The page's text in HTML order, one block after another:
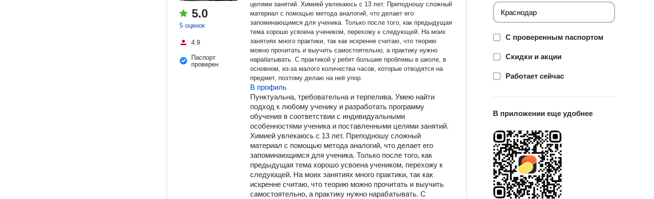
5.0
5 оценок
4.9
Паспорт
проверен
целями занятий. Химией увлекаюсь с 13 лет. Преподношу сложный
материал с помощью метода аналогий, что делает его
запоминающимся для ученика. Только после того, как предыдущая
тема хорошо усвоена учеником, перехожу к следующей. На моих
занятиях много практики, так как искренне считаю, что теорию
можно прочитать и выучить самостоятельно, а практику нужно
нарабатывать. С практикой у ребят большие проблемы в школе, в
основном, из-за малого количества часов, которые отводятся на
предмет, поэтому делаю на неё упор.
В профиль
Пунктуальна, требовательна и терпелива. Умею найти
подход к любому ученику и разработать программу
обучения в соответствии с индивидуальными
особенностями ученика и поставленными целями занятий.
Химией увлекаюсь с 13 лет. Преподношу сложный
материал с помощью метода аналогий, что делает его
запоминающимся для ученика. Только после того, как
предыдущая тема хорошо усвоена учеником, перехожу к
следующей. На моих занятиях много практики, так как
искренне считаю, что теорию можно прочитать и выучить
самостоятельно, а практику нужно нарабатывать. С
С проверенным паспортом
Скидки и акции
Работает сейчас
В приложении еще удобнее